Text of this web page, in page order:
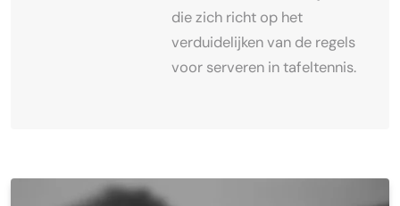
die zich richt op het
verduidelijken van de regels
voor serveren in tafeltennis.